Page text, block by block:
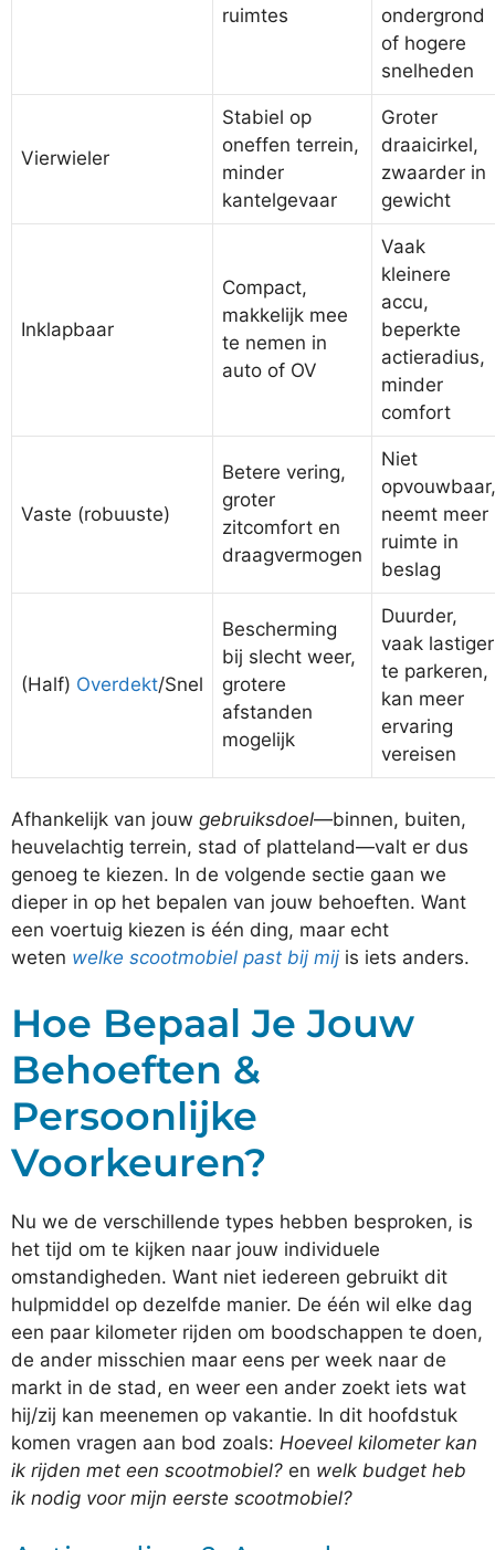
ruimtes
ondergrond
of hogere
snelheden
Vierwieler
Stabiel op
oneffen terrein,
minder
kantelgevaar
Groter
draaicirkel,
zwaarder in
gewicht
Inklapbaar
Compact,
makkelijk mee
te nemen in
auto of OV
Vaak
kleinere
accu,
beperkte
actieradius,
minder
comfort
Vaste (robuuste)
Betere vering,
groter
zitcomfort en
draagvermogen
Niet
opvouwbaar,
neemt meer
ruimte in
beslag
(Half) Overdekt/Snel
Bescherming
bij slecht weer,
grotere
afstanden
mogelijk
Duurder,
vaak lastiger
te parkeren,
kan meer
ervaring
vereisen
Afhankelijk van jouw gebruiksdoel—binnen, buiten,
heuvelachtig terrein, stad of platteland—valt er dus
genoeg te kiezen. In de volgende sectie gaan we
dieper in op het bepalen van jouw behoeften. Want
een voertuig kiezen is één ding, maar echt
weten welke scootmobiel past bij mij is iets anders.
Hoe Bepaal Je Jouw
Behoeften &
Persoonlijke
Voorkeuren?
Nu we de verschillende types hebben besproken, is
het tijd om te kijken naar jouw individuele
omstandigheden. Want niet iedereen gebruikt dit
hulpmiddel op dezelfde manier. De één wil elke dag
een paar kilometer rijden om boodschappen te doen,
de ander misschien maar eens per week naar de
markt in de stad, en weer een ander zoekt iets wat
hij/zij kan meenemen op vakantie. In dit hoofdstuk
komen vragen aan bod zoals: Hoeveel kilometer kan
ik rijden met een scootmobiel? en welk budget heb
ik nodig voor mijn eerste scootmobiel?